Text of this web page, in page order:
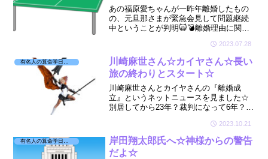
あの福原愛ちゃんが一昨年離婚したもの
の、元旦那さまが緊急会見して問題継続
中ということが判明🙀💣離婚理由に関し
ころ、どうなんだろ～？と思い、お二人
の星をちょこっと見させて頂きました🔮
2023.07.28
有名人の算命学日記☆
川崎麻世さん☆カイヤさん☆長い
旅の終わりとスタート☆
川崎麻世さんとカイヤさんの『離婚成
立』というネットニュースを見ました☆
別居してから23年？裁判になって6年？ど
二人の星が気になり拝見させていただき
ました☆🔮
2023.10.21
有名人の算命学日記☆
岸田翔太郎氏へ☆神様からの警告
だよ☆